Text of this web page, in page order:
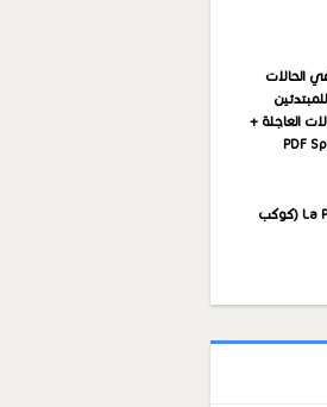
الحالات
العاجلة +
La Planète Des Singes (كوكب